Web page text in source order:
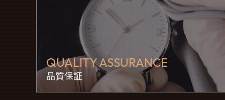
QUALITY ASSURANCE
品質保証